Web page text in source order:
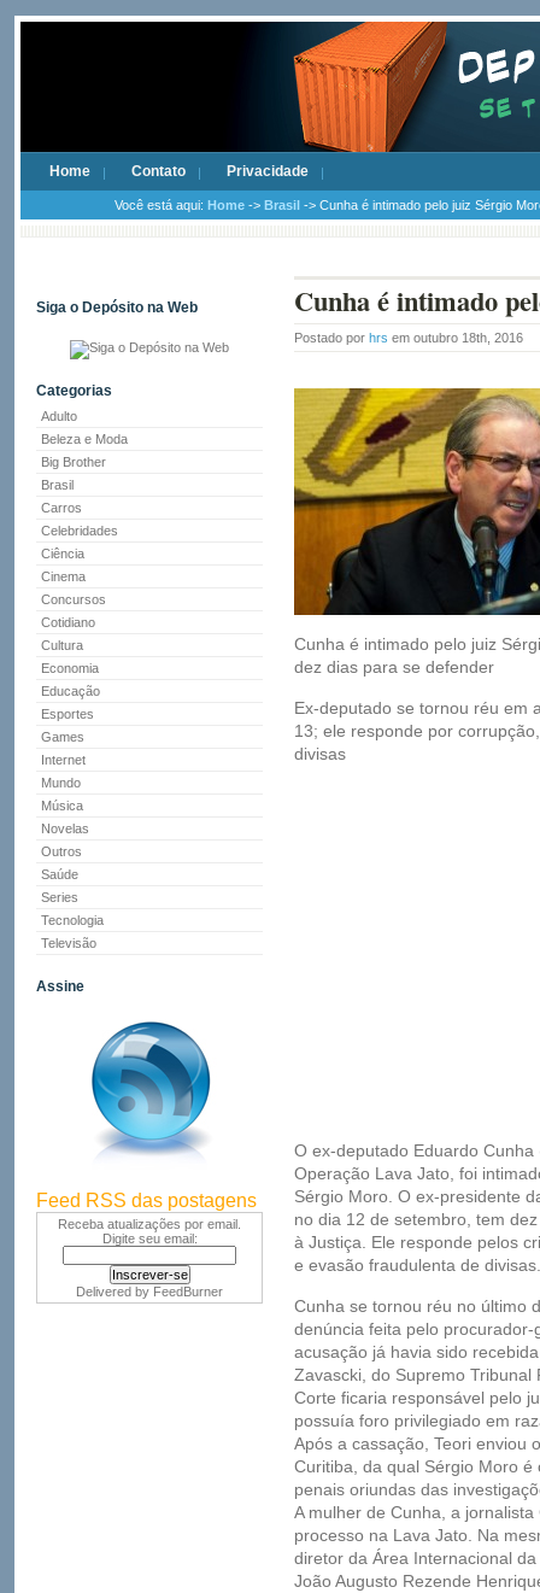
Home Contato Privacidade
Você está aqui: Home -> Brasil -> Cunha é intimado pelo juiz Sérgio
Siga o Depósito na Web
Categorias
Adulto
Beleza e Moda
Big Brother
Brasil
Carros
Celebridades
Ciência
Cinema
Concursos
Cotidiano
Cultura
Economia
Educação
Esportes
Games
Internet
Mundo
Música
Novelas
Outros
Saúde
Series
Tecnologia
Televisão
Assine
Feed RSS das postagens
Receba atualizações por email.
Digite seu email:
Delivered by FeedBurner
Cunha é intimado
Postado por hrs em outubro 18th, 2016
Cunha é intimado pelo juiz
dez dias para se defender
Ex-deputado se tornou réu em
13; ele responde por
divisas
O ex-deputado Eduardo
Operação Lava Jato, foi
Sérgio Moro. O ex-presidente
no dia 12 de setembro, tem
à Justiça. Ele responde pelos
e evasão fraudulenta de divisas.
Cunha se tornou réu no último
denúncia feita pelo
acusação já havia sido
Zavascki, do Supremo
Corte ficaria responsável pelo
possuía foro privilegiado em
Após a cassação, Teori enviou
Curitiba, da qual Sérgio Moro
penais oriundas das
A mulher de Cunha, a
processo na Lava Jato. Na
diretor da Área Internacional
João Augusto Rezende